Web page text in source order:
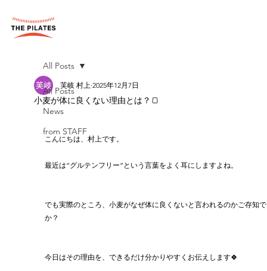
All Posts
News
from STAFF
All Posts
小麦が体に良くない理由とは？🍞
芙岐 村上 2025年12月7日
こんにちは、村上です。
最近は“グルテンフリー”という言葉をよく耳にしますよね。
でも実際のところ、小麦がなぜ体に良くないと言われるのかご存知
か？
今日はその理由を、できるだけ分かりやすくお伝えします🍀